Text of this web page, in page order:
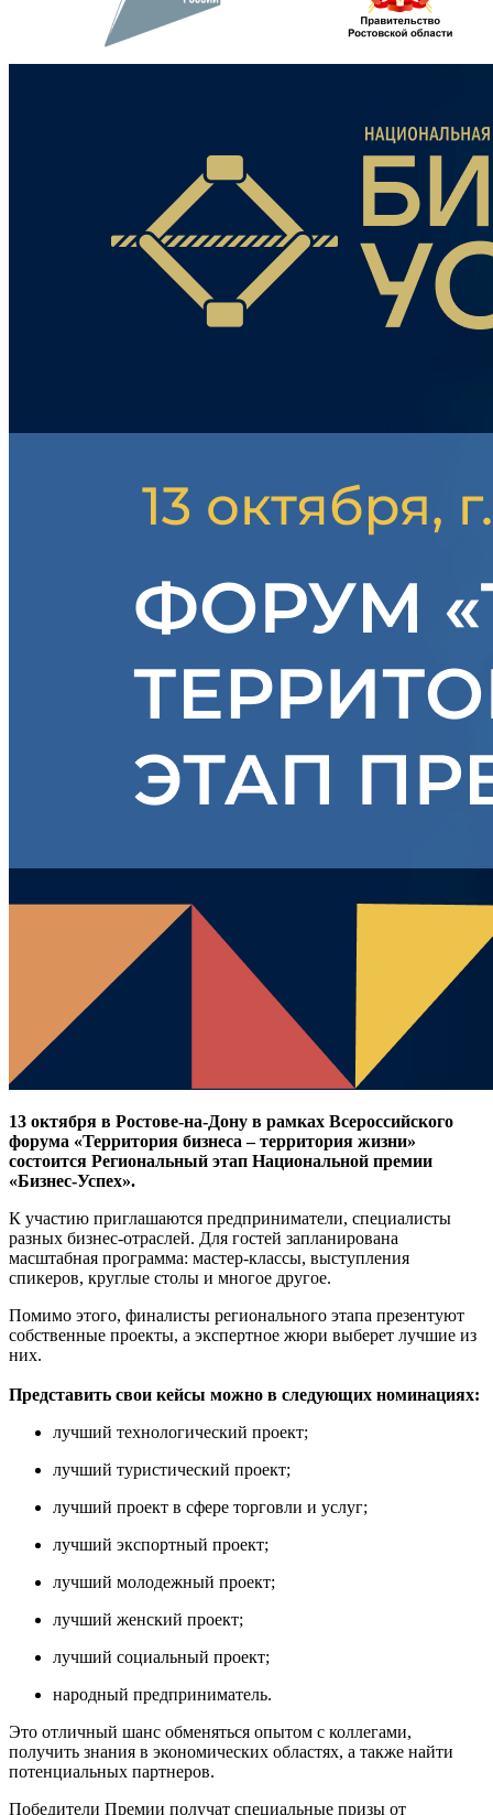
13 октября в Ростове-на-Дону в рамках Всероссийского
форума «Территория бизнеса – территория жизни»
состоится Региональный этап Национальной премии
«Бизнес-Успех».
К участию приглашаются предприниматели, специалисты
разных бизнес-отраслей. Для гостей запланирована
масштабная программа: мастер-классы, выступления
спикеров, круглые столы и многое другое.
Помимо этого, финалисты регионального этапа презентуют
собственные проекты, а экспертное жюри выберет лучшие из
них.
Представить свои кейсы можно в следующих номинациях:
лучший технологический проект;
лучший туристический проект;
лучший проект в сфере торговли и услуг;
лучший экспортный проект;
лучший молодежный проект;
лучший женский проект;
лучший социальный проект;
народный предприниматель.
Это отличный шанс обменяться опытом с коллегами,
получить знания в экономических областях, а также найти
потенциальных партнеров.
Победители Премии получат специальные призы от